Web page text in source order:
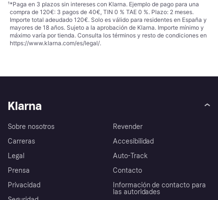
¹*Paga en 3 plazos sin intereses con Klarna. Ejemplo de pago para una
compra de 120€: 3 pagos de 40€, TIN 0 % TAE 0 %. Plazo: 2 meses.
Importe total adeudado 120€. Solo es válido para residentes en España y
mayores de 18 años. Sujeto a la aprobación de Klarna. Importe mínimo y
máximo varía por tienda. Consulta los términos y resto de condiciones en
https://www.klarna.com/es/legal/.
Klarna
Sobre nosotros
Carreras
Legal
Prensa
Privacidad
Revender
Accesibilidad
Auto-Track
Contacto
Información de contacto para
las autoridades